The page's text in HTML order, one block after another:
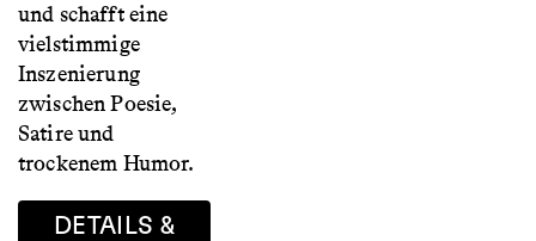
und schafft eine
vielstimmige
Inszenierung
zwischen Poesie,
Satire und
trockenem Humor.
DETAILS &